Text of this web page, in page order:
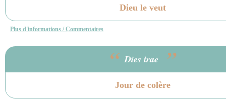
Dieu le veut
Plus d'informations / Commentaires
“ Dies irae ”
Jour de colère